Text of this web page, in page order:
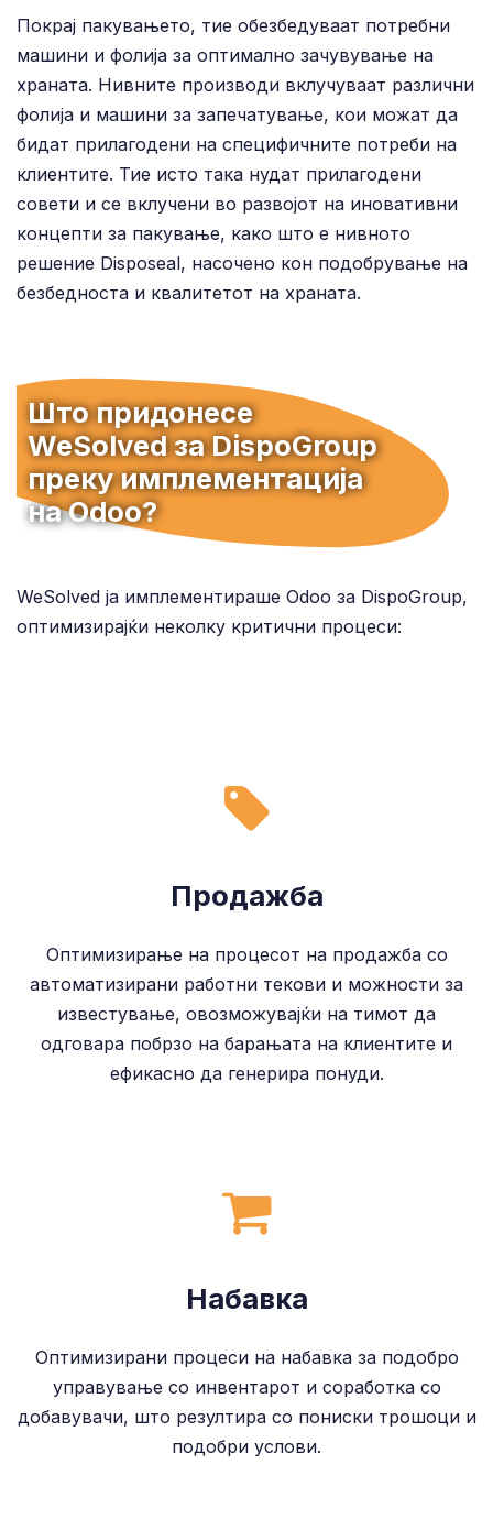
Покрај пакувањето, тие обезбедуваат потребни
машини и фолија за оптимално зачувување на
храната. Нивните производи вклучуваат различни
фолија и машини за запечатување, кои можат да
бидат прилагодени на специфичните потреби на
клиентите. Тие исто така нудат прилагодени
совети и се вклучени во развојот на иновативни
концепти за пакување, како што е нивното
решение Disposeal, насочено кон подобрување на
безбедноста и квалитетот на храната.
Што придонесе
WeSolved за DispoGroup
преку имплементација
на Odoo?
WeSolved ја имплементираше Odoo за DispoGroup,
оптимизирајќи неколку критични процеси:
Продажба
Оптимизирање на процесот на продажба со
автоматизирани работни текови и можности за
известување, овозможувајќи на тимот да
одговара побрзо на барањата на клиентите и
ефикасно да генерира понуди.
Набавка
Оптимизирани процеси на набавка за подобро
управување со инвентарот и соработка со
добавувачи, што резултира со пониски трошоци и
подобри услови.